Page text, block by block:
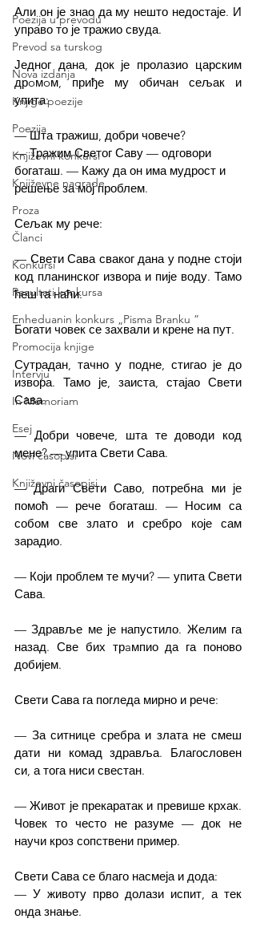
Poezija u prevodu
Prevod sa turskog
Nova izdanja
Knjige poezije
Poezija
Književni konkursi
Književne nagrade
Proza
Članci
Konkursi
Rezultati konkursa
Enheduanin konkurs „Pisma Branku ”
Promocija knjige
Intervju
In Memoriam
Esej
Novi časopisi
Književni časopisi
Али он је знао да му нешто недостаје. И
управо то је тражио свуда.
Једног дана, док је пролазио царским
дрoмoм, приђе му обичан сељак и
упита:
— Шта тражиш, добри човече?
— Тражим Светог Саву — одговори
богаташ. — Кажу да он има мудрост и
решење за мој проблем.
Сељак му рече:
— Свети Сава сваког дана у подне стоји
код планинског извора и пије воду. Тамо
ћеш га наћи.
Богати човек се захвали и крене на пут.
Сутрадан, тачно у подне, стигао је до
извора. Тамо је, заиста, стајао Свети
Сава.
— Добри човече, шта те доводи код
мене? — упита Свети Сава.
— Драги Свети Саво, потребна ми је
помоћ — рече богаташ. — Носим са
собом све злато и сребро које сам
зарадио.
— Који проблем те мучи? — упита Свети
Сава.
— Здравље ме је напустило. Желим га
назад. Све бих трaмпио да га поново
добијем.
Свети Сава га погледа мирно и рече:
— За ситнице сребра и злата не смеш
дати ни комад здравља. Благословен
си, а тога ниси свестан.
— Живот је прекаратак и превише крхак.
Човек то често не разуме — док не
научи кроз сопствени пример.
Свети Сава се благо насмеја и дода:
— У животу прво долази испит, а тек
онда знање.